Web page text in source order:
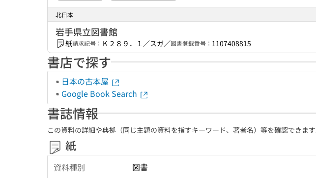
北日本
岩手県立図書館
紙請求記号： Ｋ２８９．１／スガ／図書登録番号： 1107408815
書店で探す
日本の古本屋
Google Book Search
書誌情報
この資料の詳細や典拠（同じ主題の資料を指すキーワード、著者名）等を確認できます
紙
資料種別 図書